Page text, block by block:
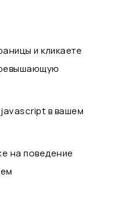
и кликаете
в вашем
на поведение